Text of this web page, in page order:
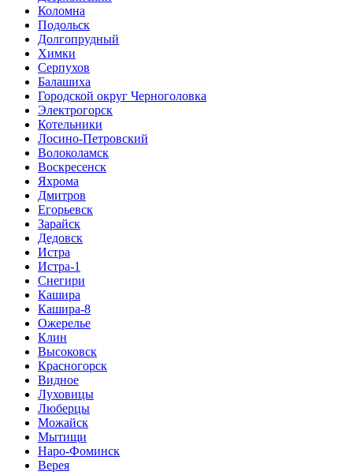
Коломна
Подольск
Долгопрудный
Химки
Серпухов
Балашиха
Городской округ Черноголовка
Электрогорск
Котельники
Лосино-Петровский
Волоколамск
Воскресенск
Яхрома
Дмитров
Егорьевск
Зарайск
Дедовск
Истра
Истра-1
Снегири
Кашира
Кашира-8
Ожерелье
Клин
Высоковск
Красногорск
Видное
Луховицы
Люберцы
Можайск
Мытищи
Наро-Фоминск
Верея